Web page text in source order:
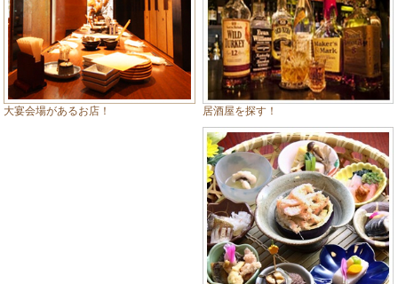
大宴会場があるお店！ 居酒屋を探す！